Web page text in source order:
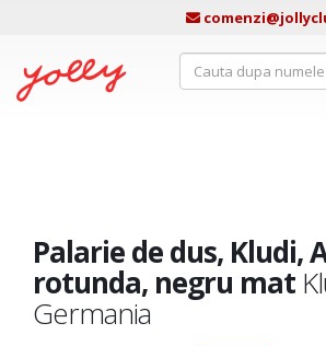
Palarie de dus, Kludi,
rotunda, negru mat
Germania